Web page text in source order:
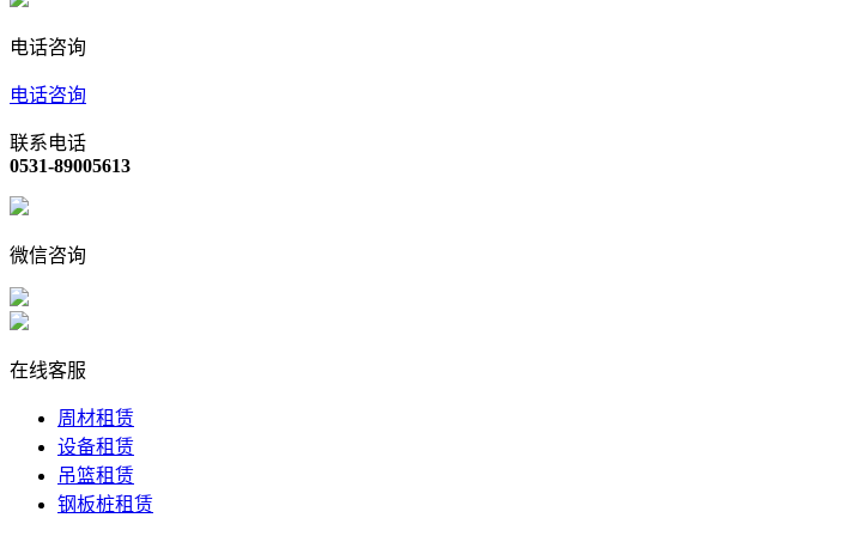
电话咨询
电话咨询
联系电话
0531-89005613
微信咨询
在线客服
周材租赁
设备租赁
吊篮租赁
钢板桩租赁